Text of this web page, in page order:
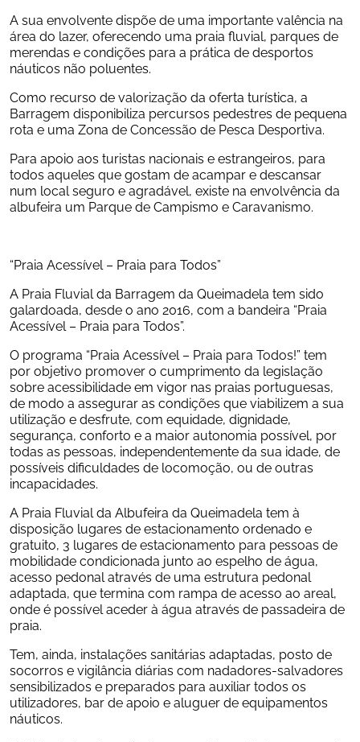
A sua envolvente dispõe de uma importante valência na
área do lazer, oferecendo uma praia fluvial, parques de
merendas e condições para a prática de desportos
náuticos não poluentes.
Como recurso de valorização da oferta turística, a
Barragem disponibiliza percursos pedestres de pequena
rota e uma Zona de Concessão de Pesca Desportiva.
Para apoio aos turistas nacionais e estrangeiros, para
todos aqueles que gostam de acampar e descansar
num local seguro e agradável, existe na envolvência da
albufeira um Parque de Campismo e Caravanismo.
“Praia Acessível – Praia para Todos”
A Praia Fluvial da Barragem da Queimadela tem sido
galardoada, desde o ano 2016, com a bandeira “Praia
Acessível – Praia para Todos”.
O programa “Praia Acessível – Praia para Todos!” tem
por objetivo promover o cumprimento da legislação
sobre acessibilidade em vigor nas praias portuguesas,
de modo a assegurar as condições que viabilizem a sua
utilização e desfrute, com equidade, dignidade,
segurança, conforto e a maior autonomia possível, por
todas as pessoas, independentemente da sua idade, de
possíveis dificuldades de locomoção, ou de outras
incapacidades.
A Praia Fluvial da Albufeira da Queimadela tem à
disposição lugares de estacionamento ordenado e
gratuito, 3 lugares de estacionamento para pessoas de
mobilidade condicionada junto ao espelho de água,
acesso pedonal através de uma estrutura pedonal
adaptada, que termina com rampa de acesso ao areal,
onde é possível aceder à água através de passadeira de
praia.
Tem, ainda, instalações sanitárias adaptadas, posto de
socorros e vigilância diárias com nadadores-salvadores
sensibilizados e preparados para auxiliar todos os
utilizadores, bar de apoio e aluguer de equipamentos
náuticos.